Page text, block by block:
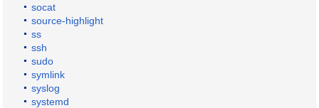
socat
source-highlight
ss
ssh
sudo
symlink
syslog
systemd